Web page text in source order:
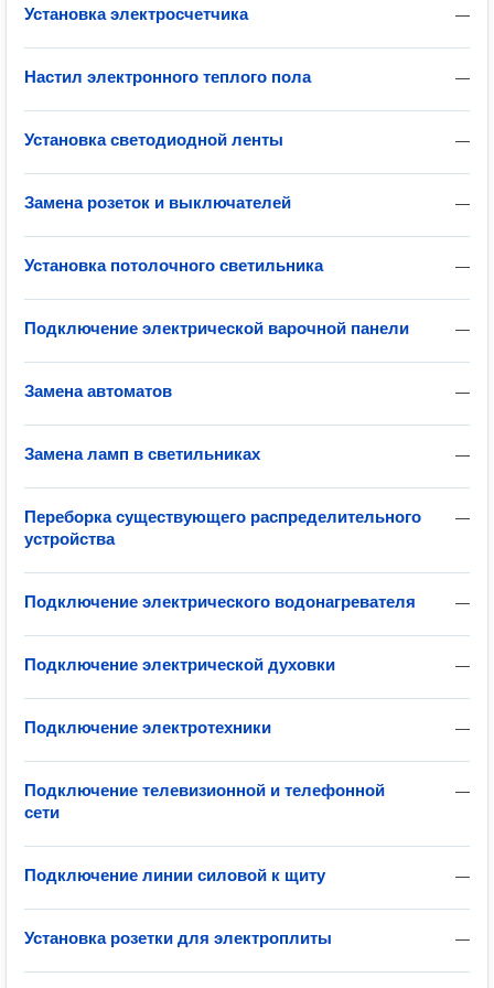
—
Установка электросчетчика
—
Настил электронного теплого пола
—
Установка светодиодной ленты
—
Замена розеток и выключателей
—
Установка потолочного светильника
—
Подключение электрической варочной панели
—
Замена автоматов
—
Замена ламп в светильниках
—
Переборка существующего распределительного
устройства
—
Подключение электрического водонагревателя
—
Подключение электрической духовки
—
Подключение электротехники
—
Подключение телевизионной и телефонной
сети
—
Подключение линии силовой к щиту
—
Установка розетки для электроплиты